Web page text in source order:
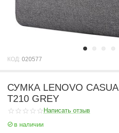
КОД: 020577
СУМКА LENOVO
T210 GREY
Написать отзыв
в наличии